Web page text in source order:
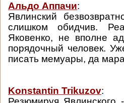
Альдо Аппачи:
Явлинский
слишком обидчив.
Яковенко, не вполне
порядочный человек.
писать мемуары, да
Konstantin Trikuzov: